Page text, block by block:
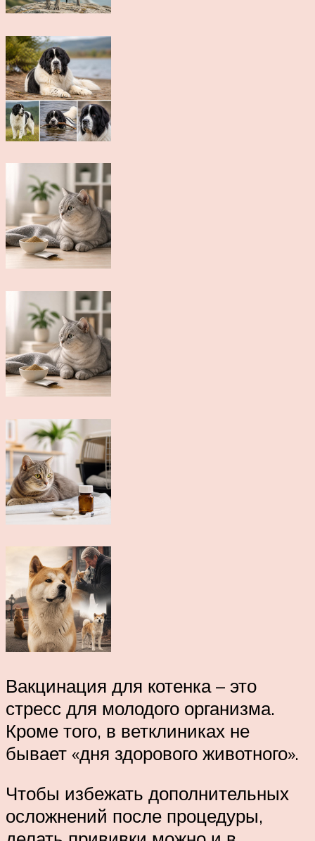
Вакцинация для котенка – это
стресс для молодого организма.
Кроме того, в ветклиниках не
бывает «дня здорового животного».
Чтобы избежать дополнительных
осложнений после процедуры,